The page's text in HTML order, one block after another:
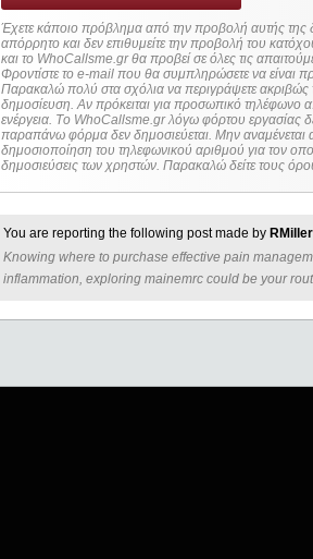
Έχετε κάποιο πρόβλημα από την προβολή αυτής
απόρρητο και δεν επιθυμείτε την προβολή του
και το WhoCallsme.gr θα προβεί σε όλες τις
Φροντίστε το e-mail που θα συμπληρώσετε να είναι
Παρακαλώ πολύ στα σχόλια να περιγράψετε ακριβώς
δημοσίευση. Αν πρόκειται για προσωπικό τηλέφωνο απαιτείται η ταυτοποίηση των στοιχείων πριν από οποιοδήποτε
ενέργεια. Τo WhoCallsme.gr λόγω φόρτου εργασίας
παραπάνω φόρμα δεν δημοσιεύεται. Μην
δημοσιοποίηση του τηλεφωνικού αριθμού για τον
δημοσιεύσεις των χρηστών. Παρακαλώ δείτε τους
You are reporting the following post made by
Knowing where to purchase effective pain
inflammation, exploring mainemrc could be your